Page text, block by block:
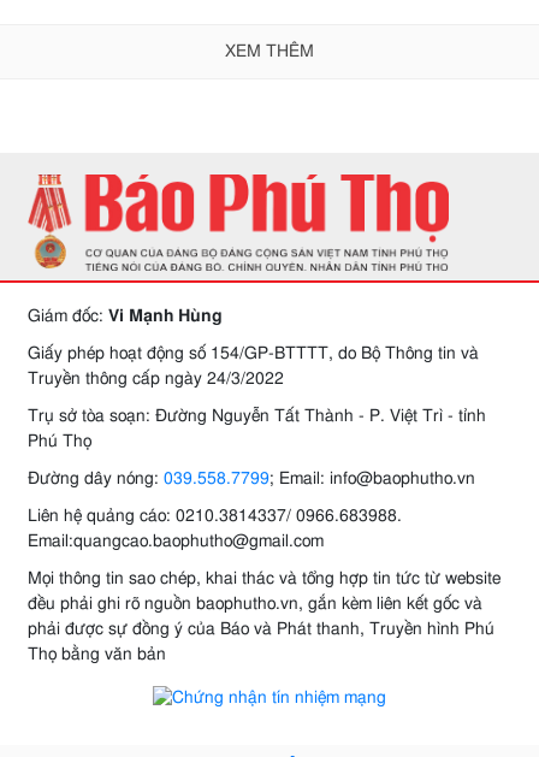
XEM THÊM
Giám đốc: Vi Mạnh Hùng
Giấy phép hoạt động số 154/GP-BTTTT, do Bộ Thông tin và
Truyền thông cấp ngày 24/3/2022
Trụ sở tòa soạn: Đường Nguyễn Tất Thành - P. Việt Trì - tỉnh
Phú Thọ
Đường dây nóng: 039.558.7799; Email: info@baophutho.vn
Liên hệ quảng cáo: 0210.3814337/ 0966.683988.
Email:quangcao.baophutho@gmail.com
Mọi thông tin sao chép, khai thác và tổng hợp tin tức từ website
đều phải ghi rõ nguồn baophutho.vn, gắn kèm liên kết gốc và
phải được sự đồng ý của Báo và Phát thanh, Truyền hình Phú
Thọ bằng văn bản